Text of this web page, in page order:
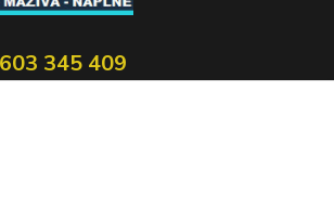
345 409